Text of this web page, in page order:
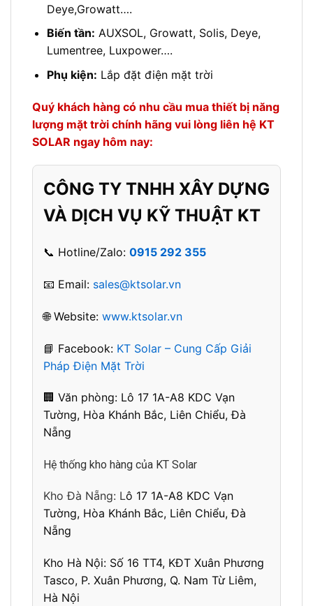
Deye,Growatt….
Biến tần: AUXSOL, Growatt, Solis, Deye,
Lumentree, Luxpower….
Phụ kiện: Lắp đặt điện mặt trời
Quý khách hàng có nhu cầu mua thiết bị năng
lượng mặt trời chính hãng vui lòng liên hệ KT
SOLAR ngay hôm nay:
CÔNG TY TNHH XÂY DỰNG
VÀ DỊCH VỤ KỸ THUẬT KT
📞 Hotline/Zalo: 0915 292 355
📧 Email: sales@ktsolar.vn
🌐 Website: www.ktsolar.vn
📘 Facebook: KT Solar – Cung Cấp Giải
Pháp Điện Mặt Trời
🏢 Văn phòng: Lô 17 1A-A8 KDC Vạn
Tường, Hòa Khánh Bắc, Liên Chiểu, Đà
Nẵng
Hệ thống kho hàng của KT Solar
Kho Đà Nẵng: Lô 17 1A-A8 KDC Vạn
Tường, Hòa Khánh Bắc, Liên Chiểu, Đà
Nẵng
Kho Hà Nội: Số 16 TT4, KĐT Xuân Phương
Tasco, P. Xuân Phương, Q. Nam Từ Liêm,
Hà Nội